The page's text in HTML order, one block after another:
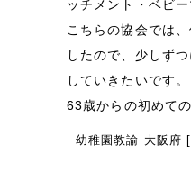
ッチメント・ベビ
こちらの協会では
したので、少しず
していきたいです。
63歳からの初めて
幼稚園教諭 大阪府